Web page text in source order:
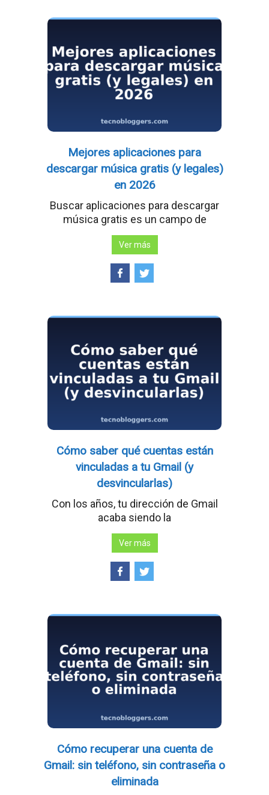
Mejores aplicaciones para
descargar música gratis (y legales)
en 2026
Buscar aplicaciones para descargar
música gratis es un campo de
Ver más
Cómo saber qué cuentas están
vinculadas a tu Gmail (y
desvincularlas)
Con los años, tu dirección de Gmail
acaba siendo la
Ver más
Cómo recuperar una cuenta de
Gmail: sin teléfono, sin contraseña o
eliminada